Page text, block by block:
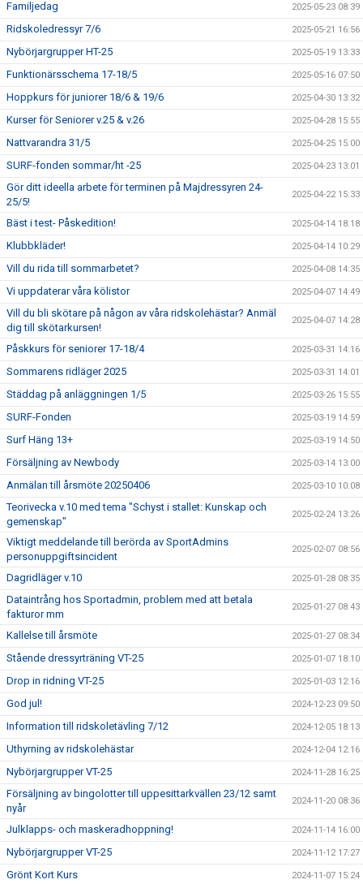
Familjedag 2025-05-23 08:39
Ridskoledressyr 7/6 2025-05-21 16:56
Nybörjargrupper HT-25 2025-05-19 13:33
Funktionärsschema 17-18/5 2025-05-16 07:50
Hoppkurs för juniorer 18/6 & 19/6 2025-04-30 13:32
Kurser för Seniorer v.25 & v.26 2025-04-28 15:55
Nattvarandra 31/5 2025-04-25 15:00
SURF-fonden sommar/ht -25 2025-04-23 13:01
Gör ditt ideella arbete för terminen på Majdressyren 24-
25/5!
2025-04-22 15:33
Bäst i test- Påskedition! 2025-04-14 18:18
Klubbkläder! 2025-04-14 10:29
Vill du rida till sommarbetet? 2025-04-08 14:35
Vi uppdaterar våra kölistor 2025-04-07 14:49
Vill du bli skötare på någon av våra ridskolehästar? Anmäl
dig till skötarkursen!
2025-04-07 14:28
Påskkurs för seniorer 17-18/4 2025-03-31 14:16
Sommarens ridläger 2025 2025-03-31 14:01
Städdag på anläggningen 1/5 2025-03-26 15:55
SURF-Fonden 2025-03-19 14:59
Surf Häng 13+ 2025-03-19 14:50
Försäljning av Newbody 2025-03-14 13:00
Anmälan till årsmöte 20250406 2025-03-10 10:08
Teorivecka v.10 med tema "Schyst i stallet: Kunskap och
gemenskap"
2025-02-24 13:26
Viktigt meddelande till berörda av SportAdmins
personuppgiftsincident
2025-02-07 08:56
Dagridläger v.10 2025-01-28 08:35
Dataintrång hos Sportadmin, problem med att betala
fakturor mm
2025-01-27 08:43
Kallelse till årsmöte 2025-01-27 08:34
Stående dressyrträning VT-25 2025-01-07 18:10
Drop in ridning VT-25 2025-01-03 12:16
God jul! 2024-12-23 09:50
Information till ridskoletävling 7/12 2024-12-05 18:13
Uthyrning av ridskolehästar 2024-12-04 12:16
Nybörjargrupper VT-25 2024-11-28 16:25
Försäljning av bingolotter till uppesittarkvällen 23/12 samt
nyår
2024-11-20 08:36
Julklapps- och maskeradhoppning! 2024-11-14 16:00
Nybörjargrupper VT-25 2024-11-12 17:27
Grönt Kort Kurs 2024-11-07 15:24